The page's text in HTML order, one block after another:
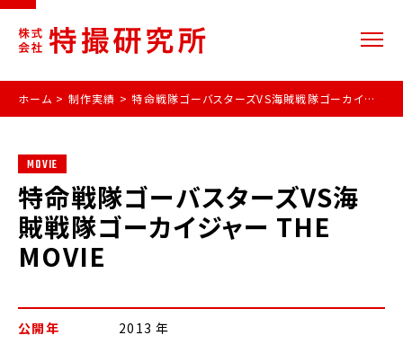
ホーム > 制作実績 >特命戦隊ゴーバスターズVS海賊戦隊ゴーカイジャー THE MOVIE
MOVIE
特命戦隊ゴーバスターズVS海
賊戦隊ゴーカイジャー THE
MOVIE
公開年 2013 年